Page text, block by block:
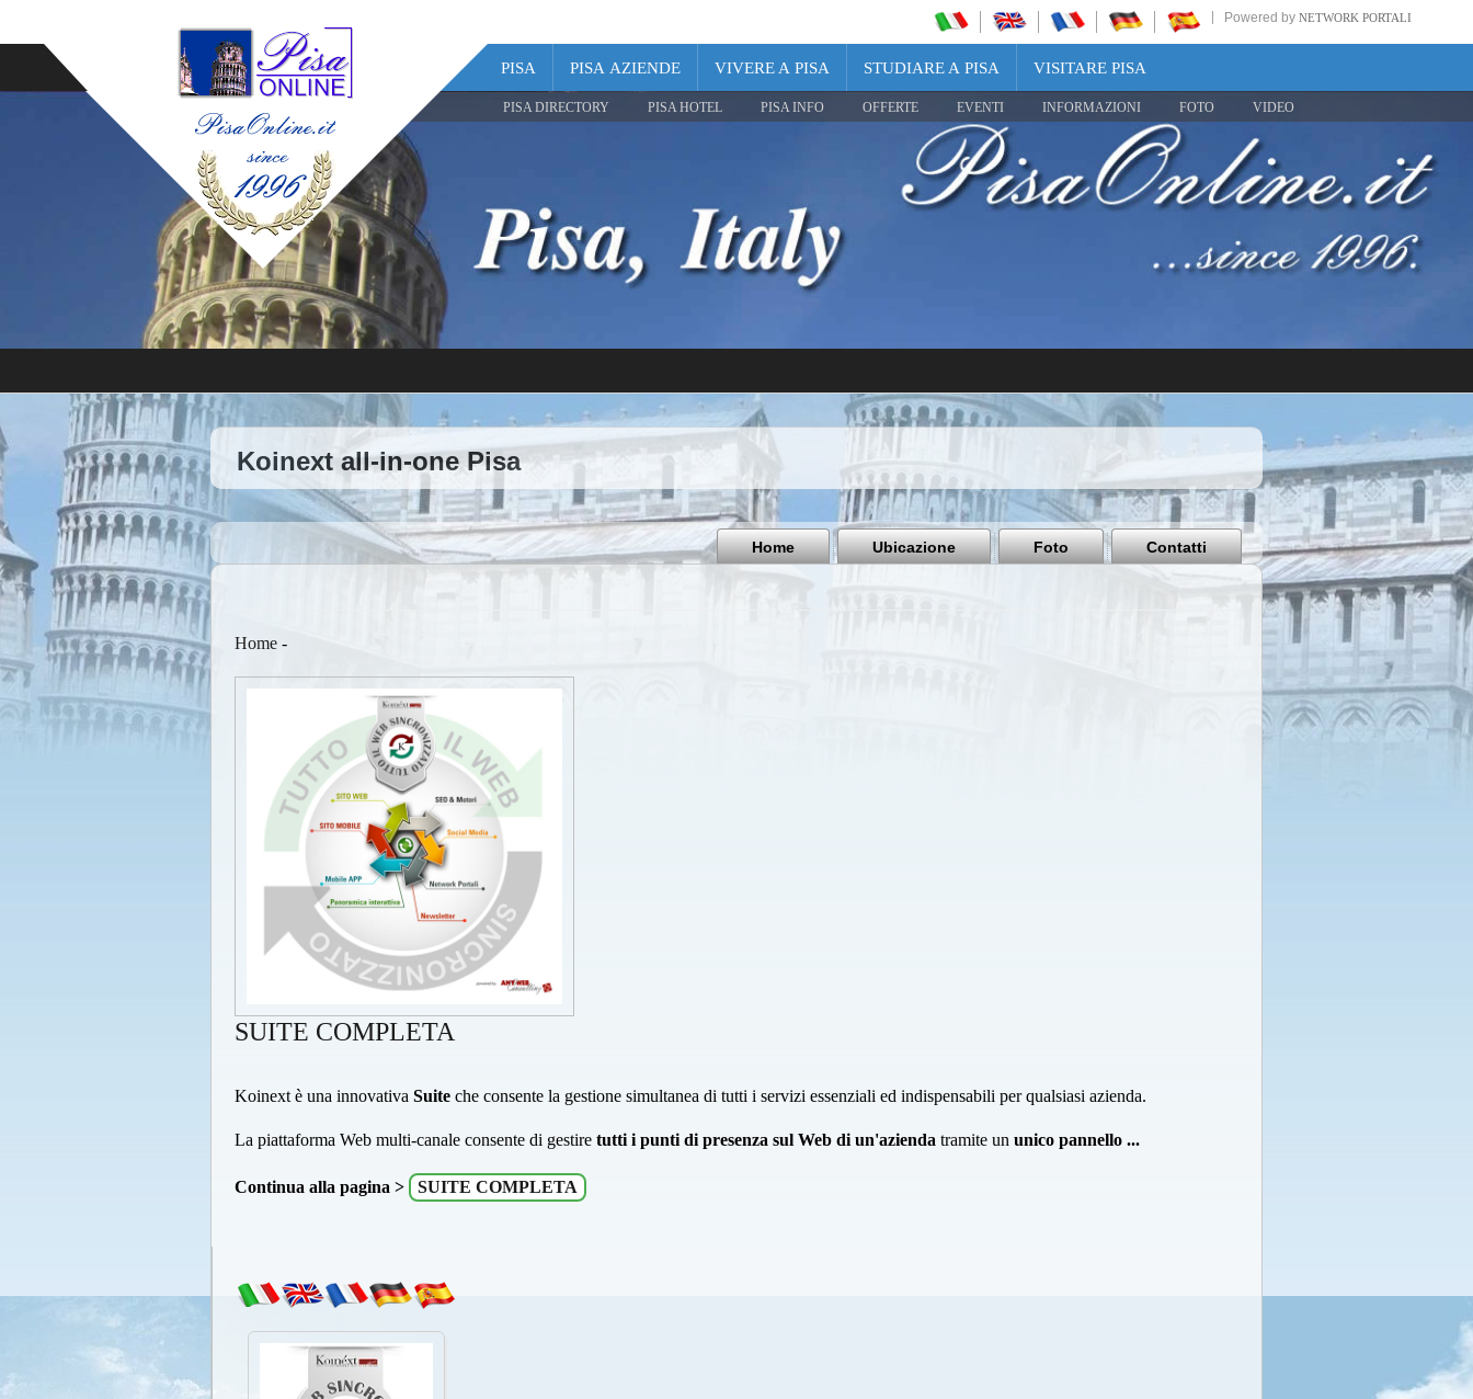
Powered by NETWORK PORTALI
PISA PISA AZIENDE VIVERE A PISA STUDIARE A PISA VISITARE PISA
PISA DIRECTORY PISA HOTEL PISA INFO OFFERTE EVENTI INFORMAZIONI FOTO VIDEO
Share
Pisa
Italy
Koinext all-in-one Pisa
Home Ubicazione Foto Contatti
Home -
SUITE COMPLETA
Koinext è una innovativa Suite che consente la gestione simultanea di tutti i servizi essenziali ed indispensabili per qualsiasi azienda.
La piattaforma Web multi-canale consente di gestire tutti i punti di presenza sul Web di un'azienda tramite un unico pannello ...
Continua alla pagina > SUITE COMPLETA